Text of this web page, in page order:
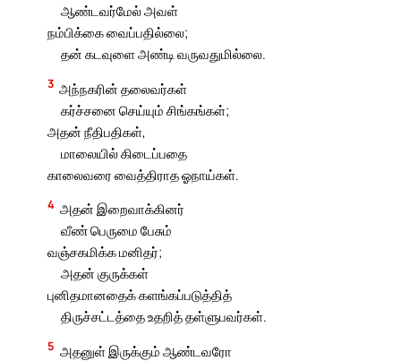
ஆண்டவர்மேல் அவள்
நம்பிக்கை வைப்பதில்லை;
தன் கடவுளை அண்டி வருவதுமில்லை.
3 அந்நகரின் தலைவர்கள்
கர்ச்சனை செய்யும் சிங்கங்கள்;
அதன் நீதிபதிகள்,
மாலையில் கிடைப்பதை
காலைவரை வைத்திராத ஓநாய்கள்.
4 அதன் இறைவாக்கினர்
வீண் பெருமை பேசும்
வஞ்சகமிக்க மனிதர்;
அதன் குருக்கள்
புனிதமானதைக் களங்கப்படுத்தித்
திருச்சட்டத்தை உதறித் தள்ளுபவர்கள்.
5 அதனுள் இருக்கும் ஆண்டவரோ